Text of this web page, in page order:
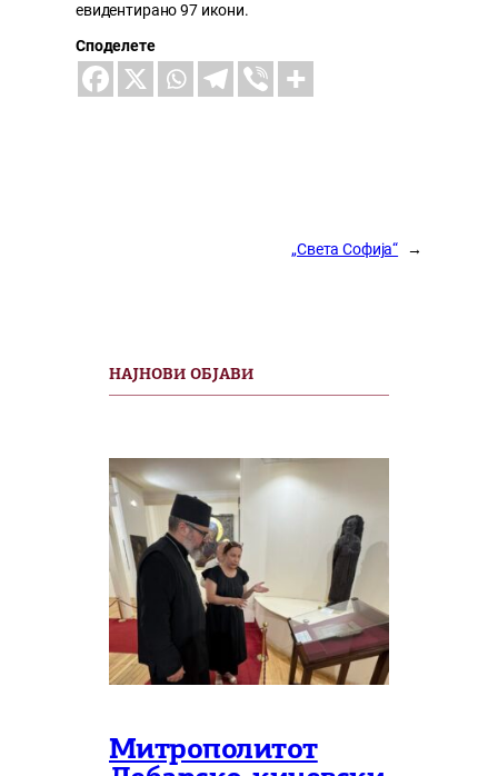
евидентирано 97 икони.
Споделете
„Света Софија“ →
НАЈНОВИ ОБЈАВИ
Митрополитот